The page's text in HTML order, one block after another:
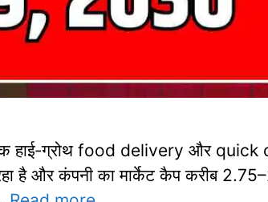
food delivery और quick
है और कंपनी का मार्केट कैप करीब